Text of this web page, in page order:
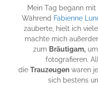
Mein Tag begann mit
Während Fabienne
zauberte, hielt ich
machte mich
zum Bräutigam,
fotografieren.
die Trauzeugen waren
sich bestens